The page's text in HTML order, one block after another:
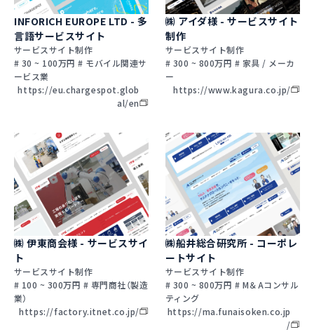
INFORICH EUROPE LTD - 多
言語サービスサイト
サービスサイト制作
# 30 ~ 100万円 # モバイル関連サ
ービス業
https://eu.chargespot.glob
al/en
㈱ アイダ様 - サービスサイト
制作
サービスサイト制作
# 300 ~ 800万円 # 家具 / メーカ
ー
https://www.kagura.co.jp/
㈱ 伊東商会様 - サービスサイ
ト
サービスサイト制作
# 100 ~ 300万円 # 専門商社（製造
業）
https://factory.itnet.co.jp/
㈱船井総合研究所 - コーポレ
ートサイト
サービスサイト制作
# 300 ~ 800万円 # M＆Aコンサル
ティング
https://ma.funaisoken.co.jp
/